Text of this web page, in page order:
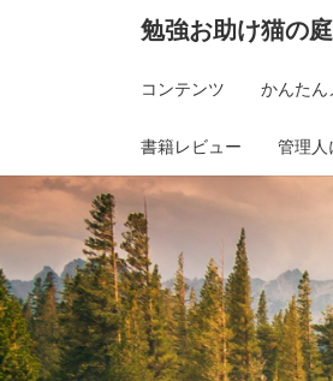
勉強お助け猫の庭
コンテンツ かんたん
書籍レビュー 管理人